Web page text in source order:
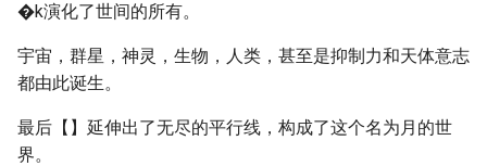
�k演化了世间的所有。
宇宙，群星，神灵，生物，人类，甚至是抑制力和天体意志
都由此诞生。
最后【】延伸出了无尽的平行线，构成了这个名为月的世
界。